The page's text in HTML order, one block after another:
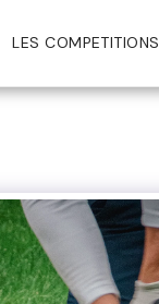
LES COMPETITIONS